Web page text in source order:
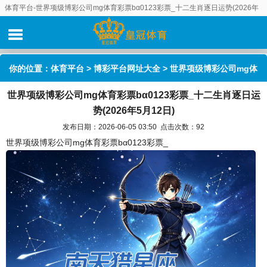
体育平台-世界项级博彩公司mg体育彩票bα0123彩票_十二生肖逐日运势(2026年
你的位置： 体育平台 > 博彩平台网址大全 > 世界项级博彩公司mg体
育彩票bα0123彩票_十二生肖逐日运势(2026年5月12日)
世界项级博彩公司mg体育彩票bα0123彩票_十二生肖逐日运
势(2026年5月12日)
发布日期：2026-06-05 03:50 点击次数：92
世界项级博彩公司mg体育彩票bα0123彩票_